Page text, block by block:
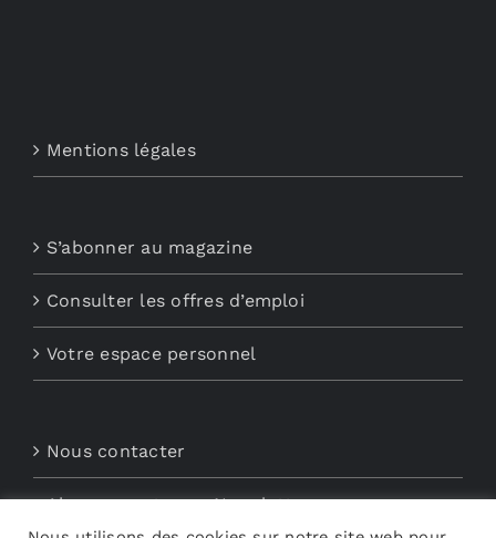
Mentions légales
S’abonner au magazine
Consulter les offres d’emploi
Votre espace personnel
Nous contacter
Abonnements aux Newsletters